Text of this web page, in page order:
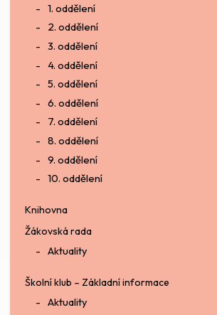
1. oddělení
2. oddělení
3. oddělení
4. oddělení
5. oddělení
6. oddělení
7. oddělení
8. oddělení
9. oddělení
10. oddělení
Knihovna
Žákovská rada
Aktuality
Školní klub – Základní informace
Aktuality